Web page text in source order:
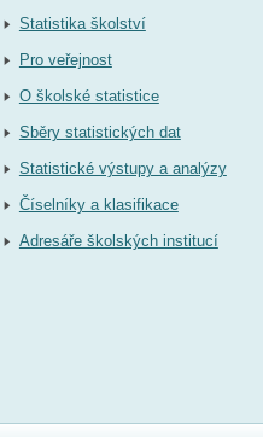
Statistika školství
Pro veřejnost
O školské statistice
Sběry statistických dat
Statistické výstupy a analýzy
Číselníky a klasifikace
Adresáře školských institucí